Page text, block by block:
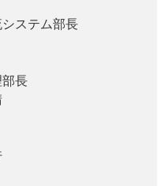
ステム部長
長